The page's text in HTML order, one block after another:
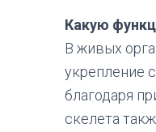
Какую
В живых
укрепление
благодаря
скелета